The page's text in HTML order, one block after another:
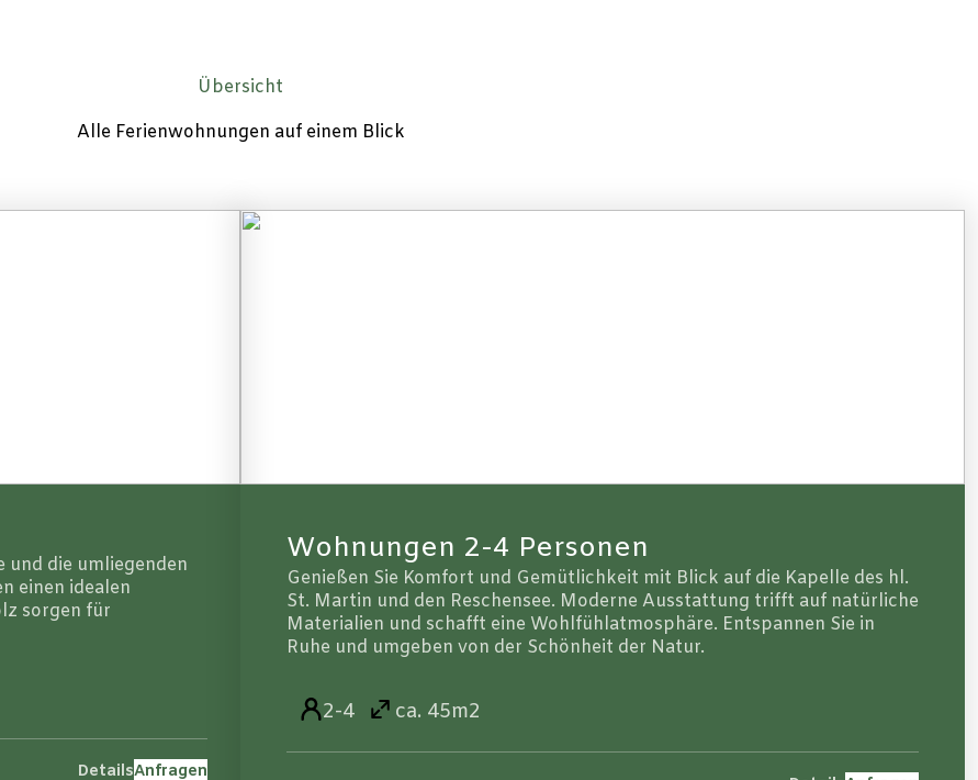
Übersicht
Alle Ferienwohnungen auf einem Blick
und die umliegenden
einen idealen
sorgen für
DetailsAnfragen
Wohnungen 2-4 Personen
Genießen Sie Komfort und Gemütlichkeit mit Blick auf die Kapelle des hl.
St. Martin und den Reschensee. Moderne Ausstattung trifft auf natürliche
Materialien und schafft eine Wohlfühlatmosphäre. Entspannen Sie in
Ruhe und umgeben von der Schönheit der Natur.
2-4 ca. 45m2